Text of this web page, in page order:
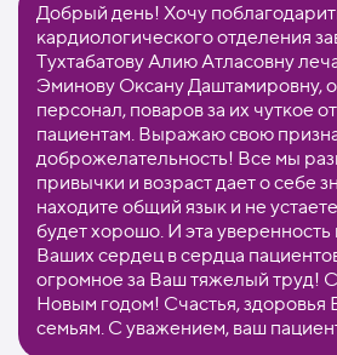
Добрый день! Хочу
кардиологического отделения
Тухтабатову Алию Атласовну
Эминову Оксану Даштамировну,
персонал, поваров за их чуткое
пациентам. Выражаю свою
доброжелательность! Все мы
привычки и возраст дает о себе
находите общий язык и не
будет хорошо. И эта уверенность
Ваших сердец в сердца
огромное за Ваш тяжелый труд!
Новым годом! Счастья, здоровья
семьям. С уважением, ваш